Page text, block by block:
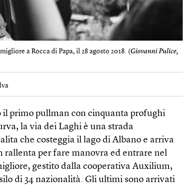
a Rocca di Papa, il 28 agosto 2018. (Giovanni Pulice,
il primo pullman con cinquanta profughi
la via dei Laghi è una strada
che costeggia il lago di Albano e arriva
rallenta per fare manovra ed entrare nel
gestito dalla cooperativa Auxilium,
di 34 nazionalità. Gli ultimi sono arrivati